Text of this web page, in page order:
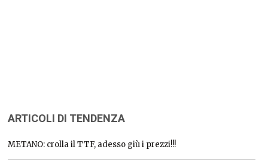
ARTICOLI DI TENDENZA
METANO: crolla il TTF, adesso giù i prezzi!!!